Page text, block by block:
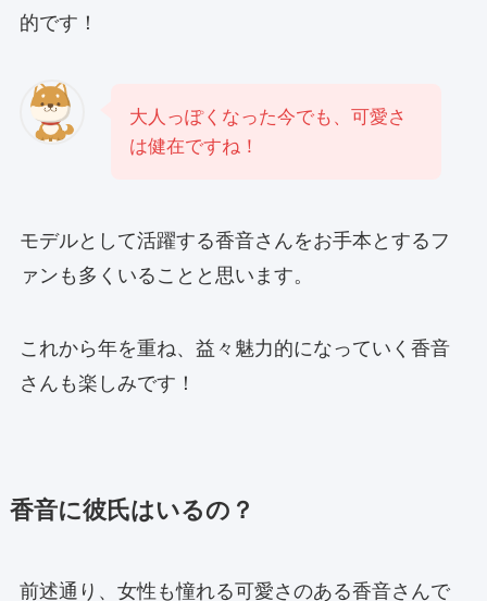
的です！
大人っぽくなった今でも、可愛さ
は健在ですね！
モデルとして活躍する香音さんをお手本とするフ
ァンも多くいることと思います。
これから年を重ね、益々魅力的になっていく香音
さんも楽しみです！
香音に彼氏はいるの？
前述通り、女性も憧れる可愛さのある香音さんで